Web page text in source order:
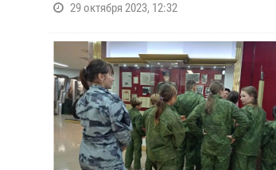
29 октября 2023, 12:32